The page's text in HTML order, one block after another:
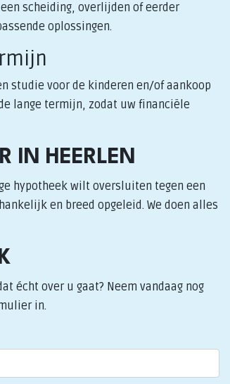
scheiding, overlijden of eerder
oplossingen.
studie voor de kinderen en/of aankoop
lange termijn, zodat uw financiële
IN HEERLEN
hypotheek wilt oversluiten tegen een
en breed opgeleid. We doen alles
écht over u gaat? Neem vandaag nog
in.